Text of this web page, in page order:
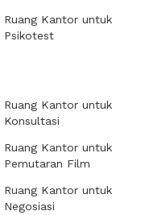
Ruang Kantor untuk
Psikotest
Ruang Kantor untuk
Konsultasi
Ruang Kantor untuk
Pemutaran Film
Ruang Kantor untuk
Negosiasi